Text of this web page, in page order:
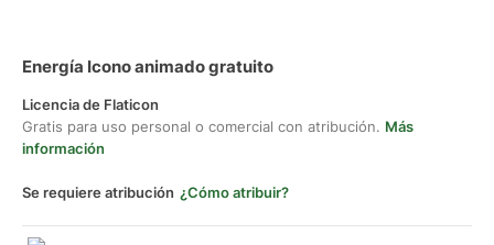
Energía Icono animado gratuito
Licencia de Flaticon
Gratis para uso personal o comercial con atribución. Más
información
Se requiere atribución ¿Cómo atribuir?